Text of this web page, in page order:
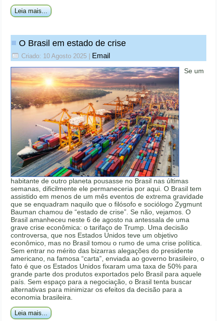
Leia mais...
O Brasil em estado de crise
Criado: 10 Agosto 2025 Email
Se um
habitante de outro planeta pousasse no Brasil nas últimas
semanas, dificilmente ele permaneceria por aqui. O Brasil tem
assistido em menos de um mês eventos de extrema gravidade
que se enquadram naquilo que o filósofo e sociólogo Zygmunt
Bauman chamou de “estado de crise”. Se não, vejamos. O
Brasil amanheceu neste 6 de agosto na antessala de uma
grave crise econômica: o tarifaço de Trump. Uma decisão
controversa, que nos Estados Unidos teve um objetivo
econômico, mas no Brasil tomou o rumo de uma crise política.
Sem entrar no mérito das bizarras alegações do presidente
americano, na famosa “carta”, enviada ao governo brasileiro, o
fato é que os Estados Unidos fixaram uma taxa de 50% para
grande parte dos produtos exportados pelo Brasil para aquele
país. Sem espaço para a negociação, o Brasil tenta buscar
alternativas para minimizar os efeitos da decisão para a
economia brasileira.
Leia mais...